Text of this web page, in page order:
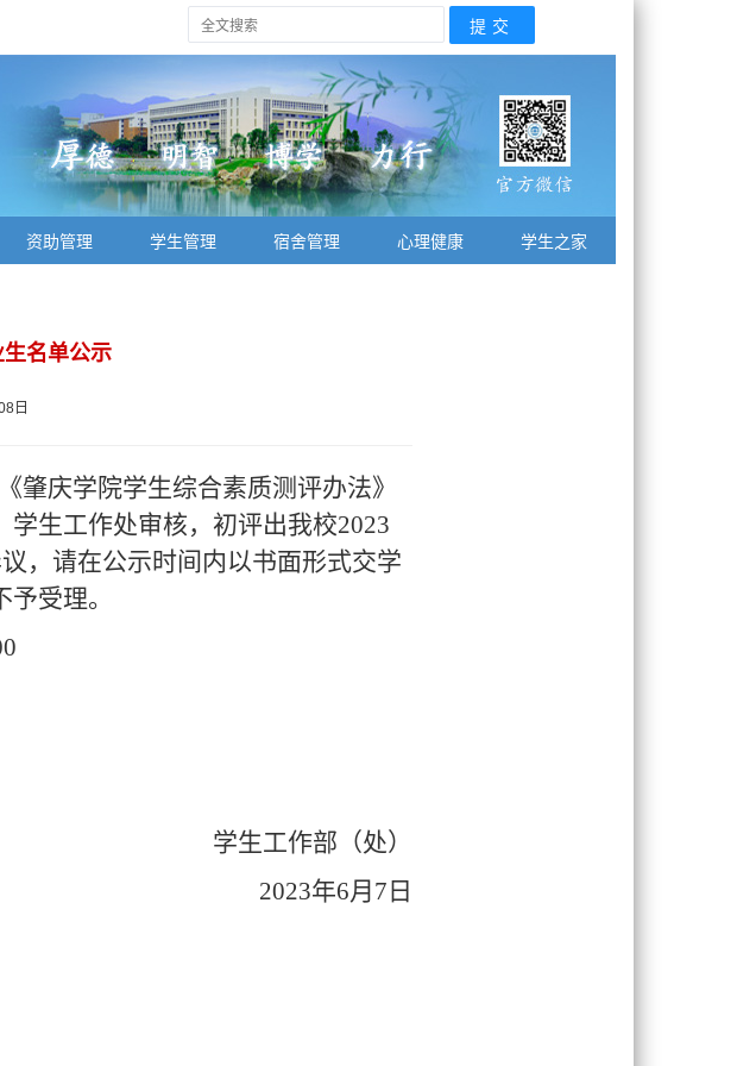
资助管理 学生管理 宿舍管理 心理健康 学生之家
名单公示
日
《肇庆学院学生综合素质测评办法》
学生工作处审核，初评出我校2023
，请在公示时间内以书面形式交学
受理。
学生工作部（处）
2023年6月 7 日